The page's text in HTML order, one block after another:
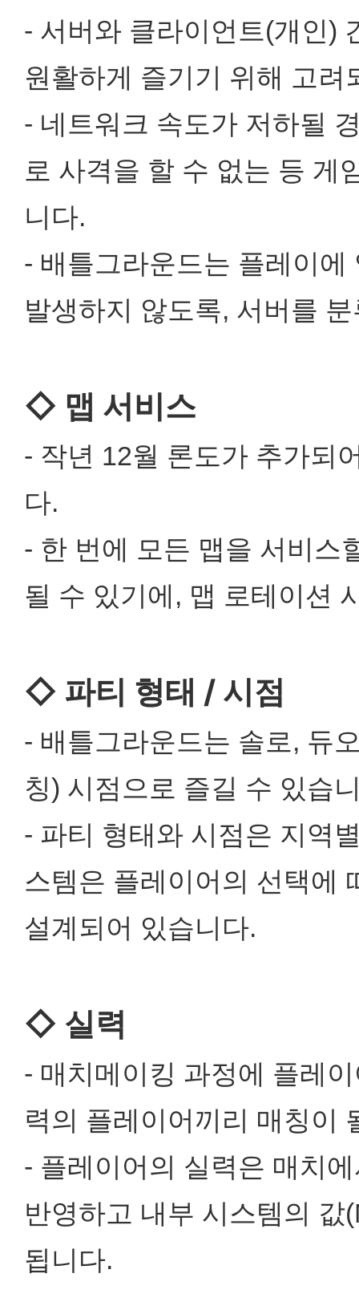
- 서버와 클라이언트(개인)
원활하게 즐기기 위해 고려
- 네트워크 속도가 저하될
로 사격을 할 수 없는 등 게
니다.
- 배틀그라운드는 플레이
발생하지 않도록, 서버를
◇ 맵 서비스
- 작년 12월 론도가 추가되
다.
- 한 번에 모든 맵을 서비스
될 수 있기에, 맵 로테이션
◇ 파티 형태 / 시점
- 배틀그라운드는 솔로, 듀
칭) 시점으로 즐길 수 있습
- 파티 형태와 시점은 지역
스템은 플레이어의 선택에
설계되어 있습니다.
◇ 실력
- 매치메이킹 과정에 플레
력의 플레이어끼리 매칭이
- 플레이어의 실력은 매치
반영하고 내부 시스템의
됩니다.